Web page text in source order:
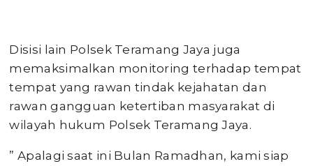
Disisi lain Polsek Teramang Jaya juga
memaksimalkan monitoring terhadap tempat
tempat yang rawan tindak kejahatan dan
rawan gangguan ketertiban masyarakat di
wilayah hukum Polsek Teramang Jaya.
” Apalagi saat ini Bulan Ramadhan, kami siap